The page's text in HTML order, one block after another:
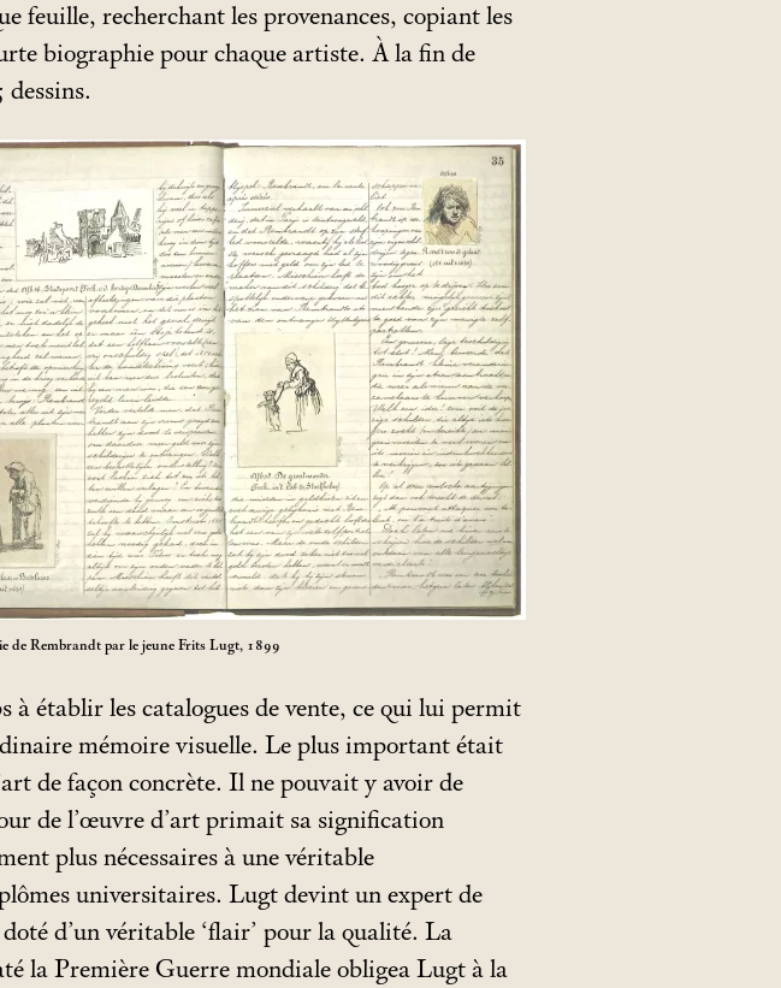
feuille, recherchant les provenances, copiant les
biographie pour chaque artiste. À la fin de
de Rembrandt par le jeune Frits Lugt, 1899
à établir les catalogues de vente, ce qui lui permit
mémoire visuelle. Le plus important était
de façon concrète. Il ne pouvait y avoir de
de l’œuvre d’art primait sa signification
plus nécessaires à une véritable
universitaires. Lugt devint un expert de
d’un véritable ‘flair’ pour la qualité. La
la Première Guerre mondiale obligea Lugt à la